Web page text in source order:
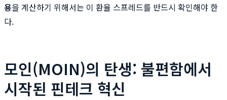
용을 계산하기 위해서는 이 환율 스프레드를 반드시 확인해야 한
다.
모인(MOIN)의 탄생: 불편함에서
시작된 핀테크 혁신